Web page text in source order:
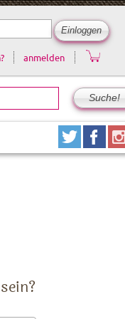
anmelden